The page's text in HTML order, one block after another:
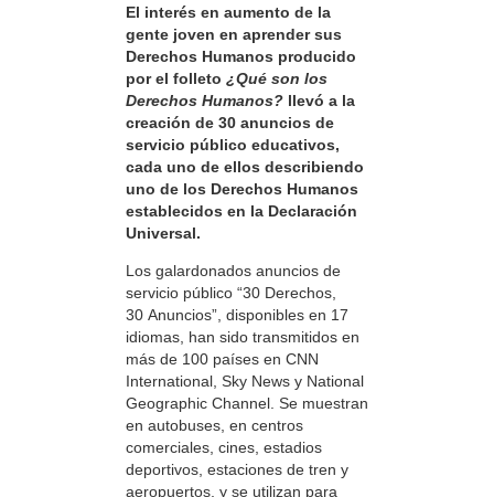
El interés en aumento de la
gente joven en aprender sus
Derechos Humanos producido
por el folleto ¿Qué son los
Derechos Humanos? llevó a la
creación de 30 anuncios de
servicio público educativos,
cada uno de ellos describiendo
uno de los Derechos Humanos
establecidos en la Declaración
Universal.
Los galardonados anuncios de
servicio público “30 Derechos,
30 Anuncios”, disponibles en 17
idiomas, han sido transmitidos en
más de 100 países en CNN
International, Sky News y National
Geographic Channel. Se muestran
en autobuses, en centros
comerciales, cines, estadios
deportivos, estaciones de tren y
aeropuertos, y se utilizan para